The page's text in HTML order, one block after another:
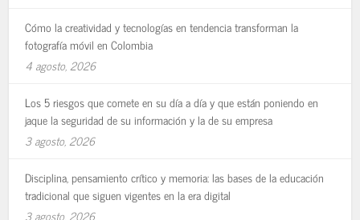
Cómo la creatividad y tecnologías en tendencia transforman la
fotografía móvil en Colombia
4 agosto, 2026
Los 5 riesgos que comete en su día a día y que están poniendo en
jaque la seguridad de su información y la de su empresa
3 agosto, 2026
Disciplina, pensamiento crítico y memoria: las bases de la educación
tradicional que siguen vigentes en la era digital
3 agosto, 2026